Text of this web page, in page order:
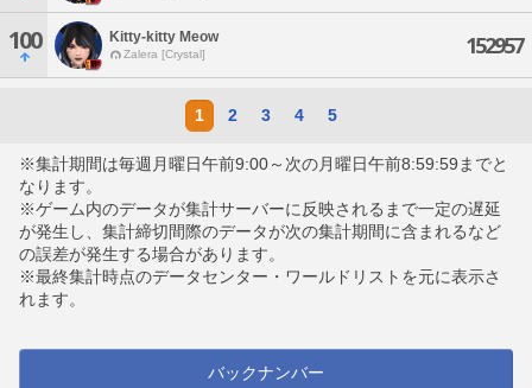
100 Kitty-kitty Meow
Zalera [Crystal] 152957
1 2 3 4 5
※集計期間は毎週月曜日午前9:00～次の月曜日午前8:59:59までと
なります。
※ゲーム内のデータが集計サーバーに反映されるまで一定の遅延
が発生し、集計締切間際のデータが次の集計期間に含まれるなど
の誤差が発生する場合があります。
※最終集計時点のデータセンター・ワールドリストを元に表示さ
れます。
バックナンバー